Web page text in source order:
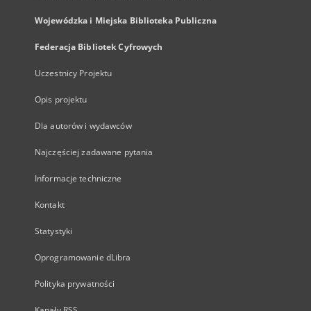
Wojewódzka i Miejska Biblioteka Publiczna
Federacja Bibliotek Cyfrowych
Uczestnicy Projektu
Opis projektu
Dla autorów i wydawców
Najczęściej zadawane pytania
Informacje techniczne
Kontakt
Statystyki
Oprogramowanie dLibra
Polityka prywatności